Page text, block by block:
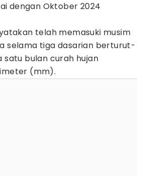
dengan Oktober 2024
telah memasuki musim
selama tiga dasarian berturut-
bulan curah hujan
(mm).